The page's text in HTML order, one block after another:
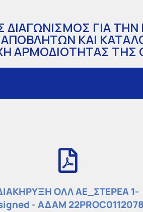
ΓΙΑ
ΑΠΟΒΛΗΤΩΝ ΚΑΙ
ΑΡΜΟΔΙΟΤΗΤΑΣ ΤΗΣ
ΟΛΛ ΑΕ_ΣΤΕΡΕΑ 1-
- ΑΔΑΜ